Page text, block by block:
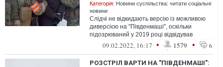
Категорія: Новини суспільства: читати соціальні
новини
Слідчі не відкидають версію із можливою
диверсією на "Південмаші", оскільки
підозрюваний у 2019 році відвідував
Російську Федерацію.
09.02.2022, 16:17 • 1579 • 6
РОЗСТРІЛ ВАРТИ НА "ПІВДЕНМАШІ":